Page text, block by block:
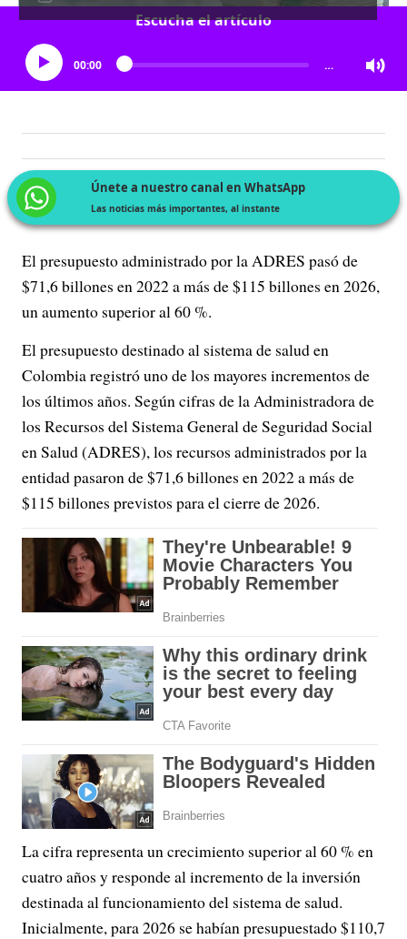
Escucha el artículo
00:00 …
Únete a nuestro canal en WhatsApp
Las noticias más importantes, al instante
El presupuesto administrado por la ADRES pasó de
$71,6 billones en 2022 a más de $115 billones en 2026,
un aumento superior al 60 %.
El presupuesto destinado al sistema de salud en
Colombia registró uno de los mayores incrementos de
los últimos años. Según cifras de la Administradora de
los Recursos del Sistema General de Seguridad Social
en Salud (ADRES), los recursos administrados por la
entidad pasaron de $71,6 billones en 2022 a más de
$115 billones previstos para el cierre de 2026.
La cifra representa un crecimiento superior al 60 % en
cuatro años y responde al incremento de la inversión
destinada al funcionamiento del sistema de salud.
Inicialmente, para 2026 se habían presupuestado $110,7